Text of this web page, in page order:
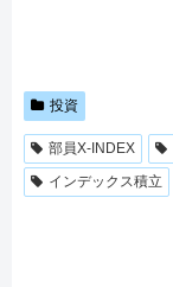
投資
部員X-INDEX
インデックス積立